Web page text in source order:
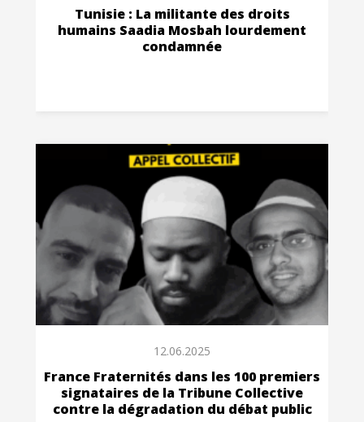
Tunisie : La militante des droits
humains Saadia Mosbah lourdement
condamnée
12.06.2025
France Fraternités dans les 100 premiers
signataires de la Tribune Collective
contre la dégradation du débat public